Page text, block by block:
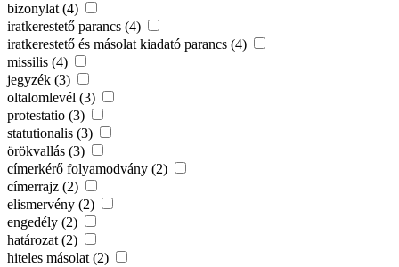
bizonylat (4)
iratkerestető parancs (4)
iratkerestető és másolat kiadató parancs (4)
missilis (4)
jegyzék (3)
oltalomlevél (3)
protestatio (3)
statutionalis (3)
örökvallás (3)
címerkérő folyamodvány (2)
címerrajz (2)
elismervény (2)
engedély (2)
határozat (2)
hiteles másolat (2)